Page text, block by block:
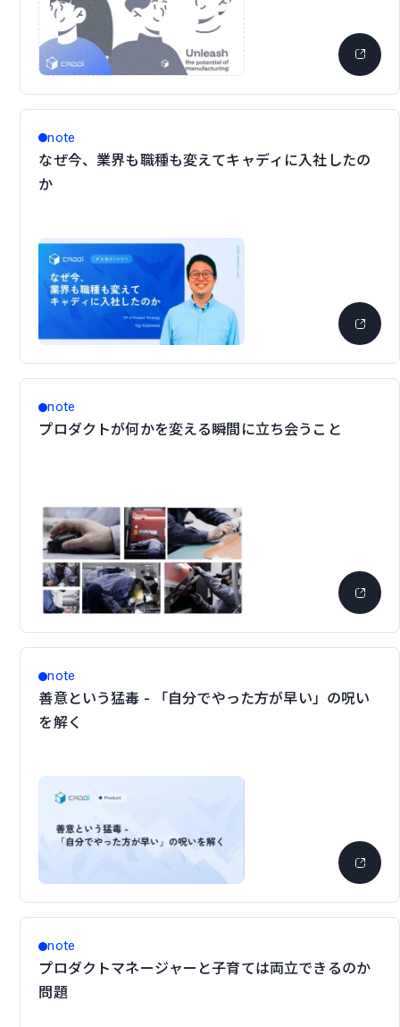
note
なぜ今、業界も職種も変えてキャディに入社したの
か
note
プロダクトが何かを変える瞬間に立ち会うこと
note
善意という猛毒 - 「自分でやった方が早い」の呪い
を解く
note
プロダクトマネージャーと子育ては両立できるのか
問題